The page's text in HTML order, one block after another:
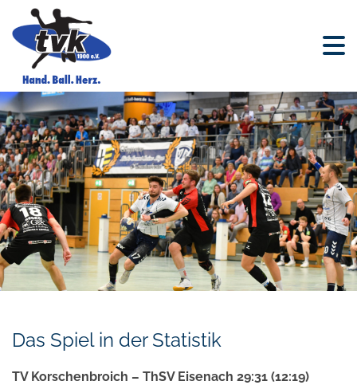
Das Spiel in der Statistik
TV Korschenbroich – ThSV Eisenach 29:31 (12:19)